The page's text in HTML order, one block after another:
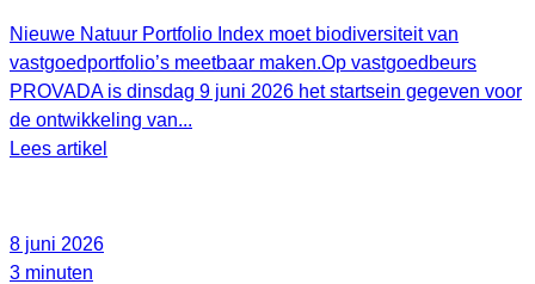
Nieuwe Natuur Portfolio Index moet biodiversiteit van
vastgoedportfolio’s meetbaar maken.Op vastgoedbeurs
PROVADA is dinsdag 9 juni 2026 het startsein gegeven voor
de ontwikkeling van...
Lees artikel
8 juni 2026
3 minuten